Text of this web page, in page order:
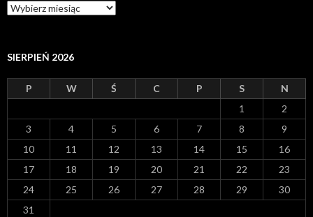
A
r
i
a
SIERPIEŃ 2026
P W Ś C P S N
1
2
3
4 5 6 7 8
9
10
11 12 13 14 15
16
17
18 19 20 21 22
23
24
25 26 27 28 29
30
31